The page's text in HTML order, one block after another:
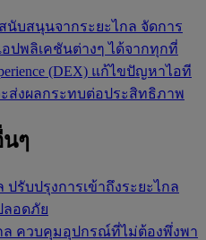
นับสนุนจากระยะไกล จัดการ
ปพลิเคชันต่างๆ ได้จากทุกที่
(DEX) แก้ไขปัญหาไอที
ส่งผลกระทบต่อประสิทธิภาพ
ๆ
ปรับปรุงการเข้าถึงระยะไกล
ลอดภัย
ล ควบคุมอุปกรณ์ที่ไม่ต้องพึ่งพา